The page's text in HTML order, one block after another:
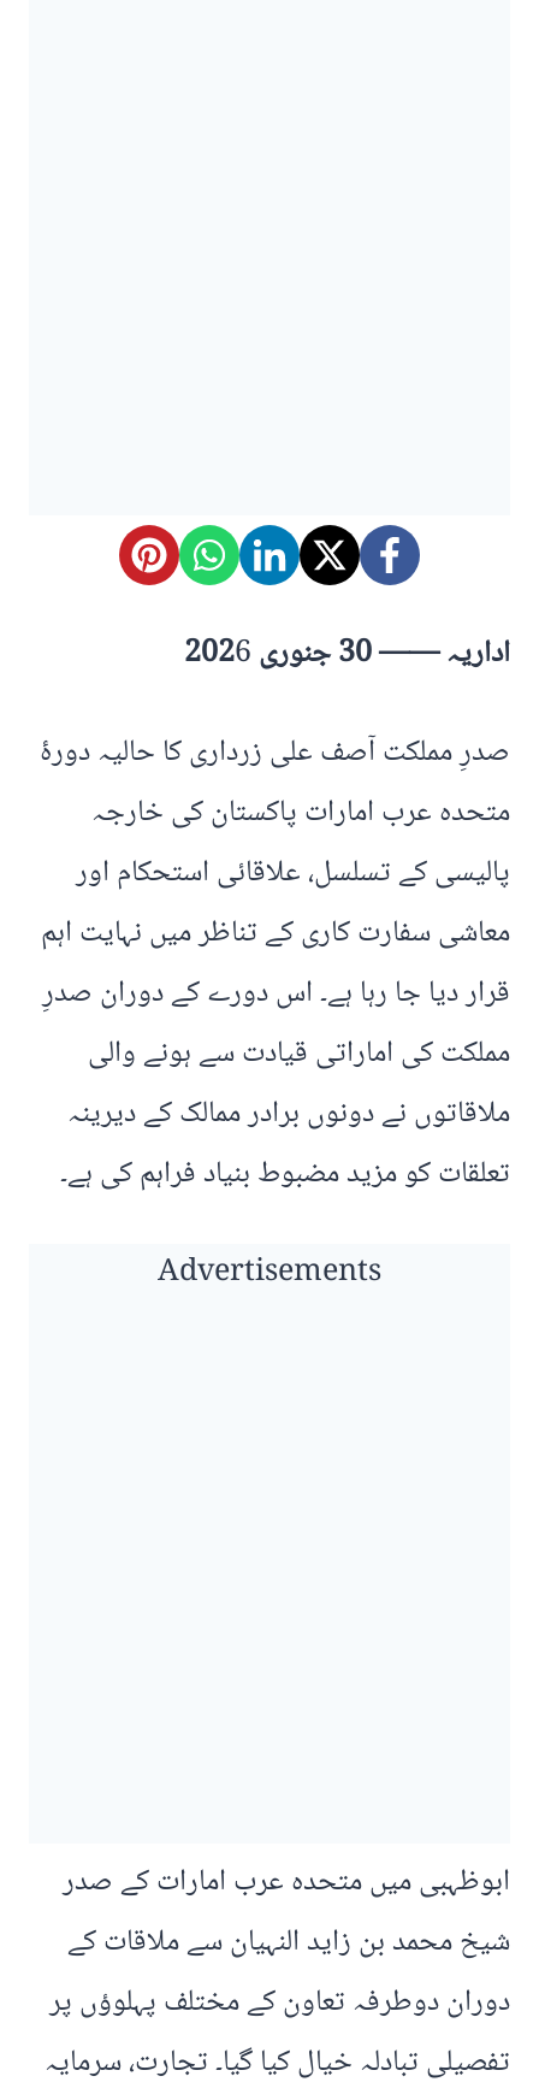
اداریہ —— 30 جنوری 202
6
صدرِ مملکت آصف علی زرداری کا حالیہ دورۂ
متحدہ عرب امارات پاکستان کی خارجہ
پالیسی کے تسلسل، علاقائی استحکام اور
معاشی سفارت کاری کے تناظر میں نہایت اہم
قرار دیا جا رہا ہے۔ اس دورے کے دوران صدرِ
مملکت کی اماراتی قیادت سے ہونے والی
ملاقاتوں نے دونوں برادر ممالک کے دیرینہ
تعلقات کو مزید مضبوط بنیاد فراہم کی ہے۔
Advertisements
ابوظہبی میں متحدہ عرب امارات کے صدر
شیخ محمد بن زاید النہیان سے ملاقات کے
دوران دوطرفہ تعاون کے مختلف پہلوؤں پر
تفصیلی تبادلہ خیال کیا گیا۔ تجارت، سرمایہ